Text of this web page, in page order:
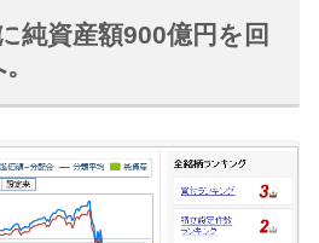
純資産額900億円を回